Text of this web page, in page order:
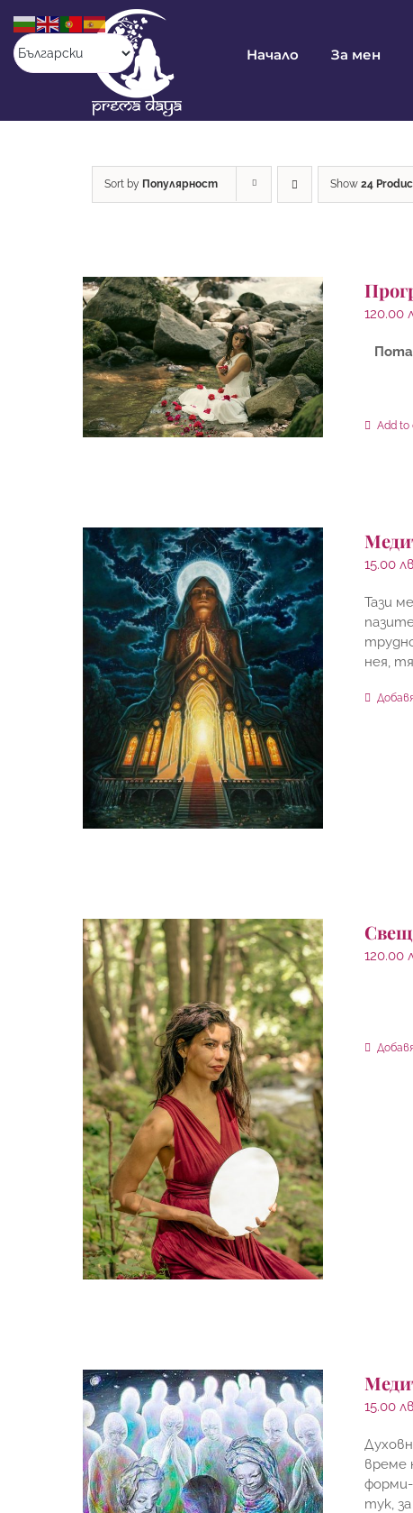
content
Начало За мен
Sort by Популярност Show 24
120.00
Add to
15.00
Тази
нея,
120.00
15.00
време
форми-
тук,